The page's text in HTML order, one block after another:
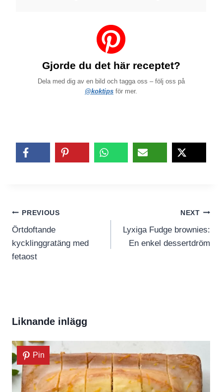
Gjorde du det här receptet?
Dela med dig av en bild och tagga oss – följ oss på
@koktips för mer.
Inläggsnavigering
PREVIOUS
Örtdoftande
kycklinggratäng med
fetaost
NEXT
Lyxiga Fudge brownies:
En enkel dessertdröm
Liknande inlägg
Pin